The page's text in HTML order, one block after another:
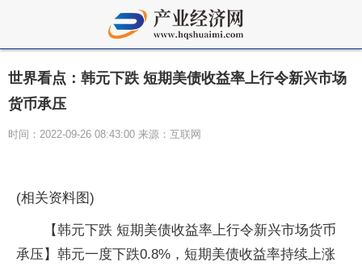
世界看点：韩元下跌 短期美债收益率上行令新兴市场
货币承压
时间：2022-09-26 08:43:00 来源：互联网
(相关资料图)
【韩元下跌 短期美债收益率上行令新兴市场货币
承压】韩元一度下跌0.8%，短期美债收益率持续上涨